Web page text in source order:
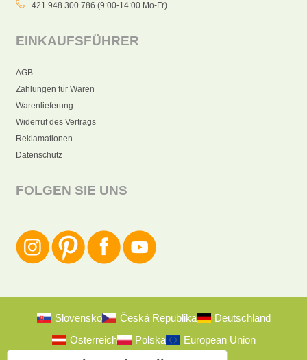
+421 948 300 786 (9:00-14:00 Mo-Fr)
EINKAUFSFÜHRER
AGB
Zahlungen für Waren
Warenlieferung
Widerruf des Vertrags
Reklamationen
Datenschutz
FOLGEN SIE UNS
Slovensko Česká Republika
Deutschland
Österreich
Polska European Union